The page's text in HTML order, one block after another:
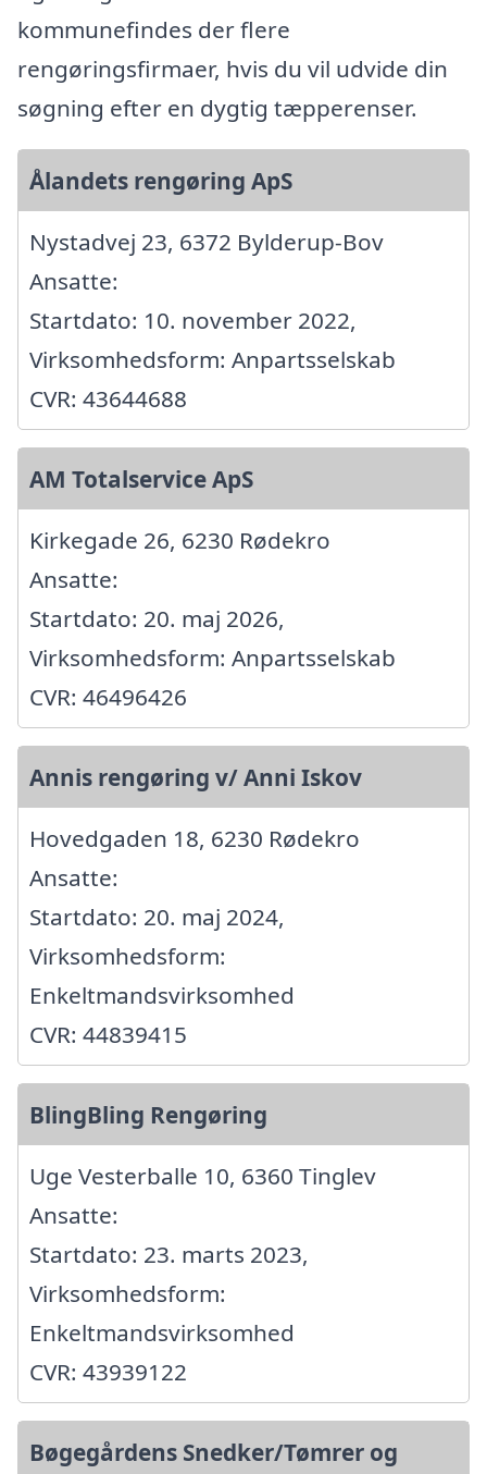
kommunefindes der flere
rengøringsfirmaer, hvis du vil udvide din
søgning efter en dygtig tæpperenser.
Ålandets rengøring ApS
Nystadvej 23, 6372 Bylderup-Bov
Ansatte:
Startdato: 10. november 2022,
Virksomhedsform: Anpartsselskab
CVR: 43644688
AM Totalservice ApS
Kirkegade 26, 6230 Rødekro
Ansatte:
Startdato: 20. maj 2026,
Virksomhedsform: Anpartsselskab
CVR: 46496426
Annis rengøring v/ Anni Iskov
Hovedgaden 18, 6230 Rødekro
Ansatte:
Startdato: 20. maj 2024,
Virksomhedsform:
Enkeltmandsvirksomhed
CVR: 44839415
BlingBling Rengøring
Uge Vesterballe 10, 6360 Tinglev
Ansatte:
Startdato: 23. marts 2023,
Virksomhedsform:
Enkeltmandsvirksomhed
CVR: 43939122
Bøgegårdens Snedker/Tømrer og